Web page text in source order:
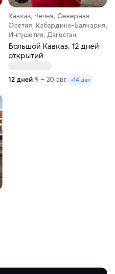
Кавказ, Чечня, Северная
Осетия, Кабардино-Балкария,
Ингушетия, Дагестан
Большой Кавказ. 12 дней
открытий
12 дней 9 – 20 авг. +14 дат